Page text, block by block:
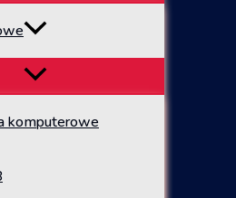
komputerowe